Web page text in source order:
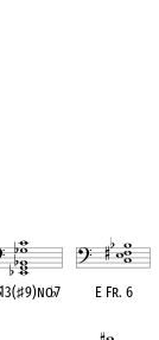
13(♯9)no♭7 E Fr. 6